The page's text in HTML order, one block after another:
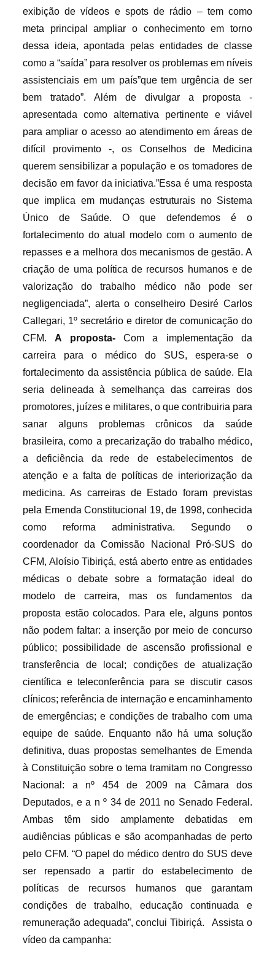
exibição de vídeos e spots de rádio – tem como
meta principal ampliar o conhecimento em torno
dessa ideia, apontada pelas entidades de classe
como a “saída” para resolver os problemas em níveis
assistenciais em um país”que tem urgência de ser
bem tratado”. Além de divulgar a proposta -
apresentada como alternativa pertinente e viável
para ampliar o acesso ao atendimento em áreas de
difícil provimento -, os Conselhos de Medicina
querem sensibilizar a população e os tomadores de
decisão em favor da iniciativa.”Essa é uma resposta
que implica em mudanças estruturais no Sistema
Único de Saúde. O que defendemos é o
fortalecimento do atual modelo com o aumento de
repasses e a melhora dos mecanismos de gestão. A
criação de uma política de recursos humanos e de
valorização do trabalho médico não pode ser
negligenciada”, alerta o conselheiro Desiré Carlos
Callegari, 1º secretário e diretor de comunicação do
CFM.A proposta-Com a implementação da
carreira para o médico do SUS, espera-se o
fortalecimento da assistência pública de saúde. Ela
seria delineada à semelhança das carreiras dos
promotores, juízes e militares, o que contribuiria para
sanar alguns problemas crônicos da saúde
brasileira, como a precarização do trabalho médico,
a deficiência da rede de estabelecimentos de
atenção e a falta de políticas de interiorização da
medicina. As carreiras de Estado foram previstas
pela Emenda Constitucional 19, de 1998, conhecida
como reforma administrativa. Segundo o
coordenador da Comissão Nacional Pró-SUS do
CFM, Aloísio Tibiriçá, está aberto entre as entidades
médicas o debate sobre a formatação ideal do
modelo de carreira, mas os fundamentos da
proposta estão colocados. Para ele, alguns pontos
não podem faltar: a inserção por meio de concurso
público; possibilidade de ascensão profissional e
transferência de local; condições de atualização
científica e teleconferência para se discutir casos
clínicos; referência de internação e encaminhamento
de emergências; e condições de trabalho com uma
equipe de saúde. Enquanto não há uma solução
definitiva, duas propostas semelhantes de Emenda
à Constituição sobre o tema tramitam no Congresso
Nacional: a nº 454 de 2009 na Câmara dos
Deputados, e a n º 34 de 2011 no Senado Federal.
Ambas têm sido amplamente debatidas em
audiências públicas e são acompanhadas de perto
pelo CFM. “O papel do médico dentro do SUS deve
ser repensado a partir do estabelecimento de
políticas de recursos humanos que garantam
condições de trabalho, educação continuada e
remuneração adequada”, conclui Tibiriçá. Assista o
vídeo da campanha: